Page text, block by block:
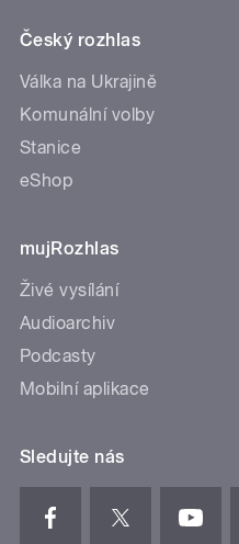
Český rozhlas
Válka na Ukrajině
Komunální volby
Stanice
eShop
mujRozhlas
Živé vysílání
Audioarchiv
Podcasty
Mobilní aplikace
Sledujte nás